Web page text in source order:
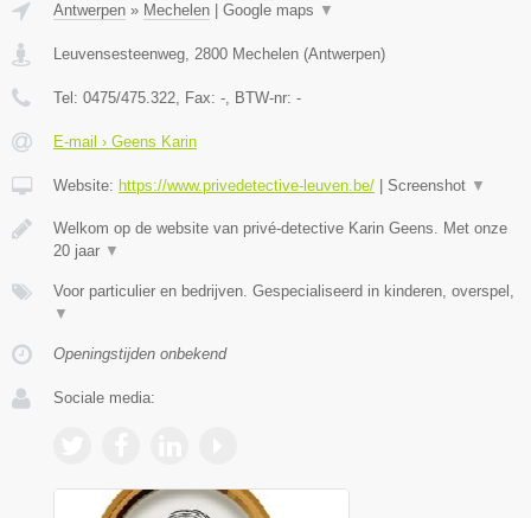
Antwerpen » Mechelen Google maps ▼
Leuvensesteenweg, 2800 Mechelen (Antwerpen)
Tel: 0475/475.322, Fax: -, BTW-nr: -
E-mail › Geens Karin
Website: https://www.privedetective-leuven.be/ Screenshot ▼
Welkom op de website van privé-detective Karin Geens. Met onze
20 jaar ▼
Voor particulier en bedrijven. Gespecialiseerd in kinderen, overspel,
▼
Openingstijden onbekend
Sociale media: